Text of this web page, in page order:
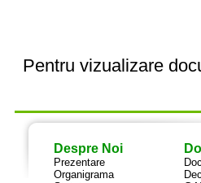
Pentru vizualizare
Despre Noi
Prezentare
Organigrama